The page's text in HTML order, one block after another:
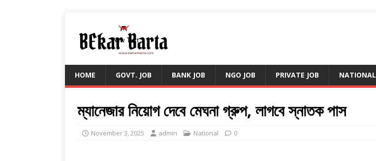
HOME GOVT. JOB BANK JOB NGO JOB PRIVATE JOB NATIONAL
ম্যানেজার নিয়োগ দেবে মেঘনা গ্রুপ, লাগবে স্নাতক পাস
November 3, 2025 admin National 0